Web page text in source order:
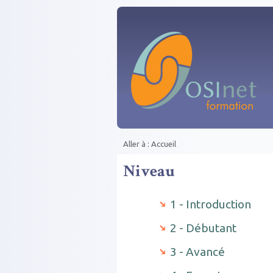
Aller à : Accueil
Niveau
1 - Introduction
2 - Débutant
3 - Avancé